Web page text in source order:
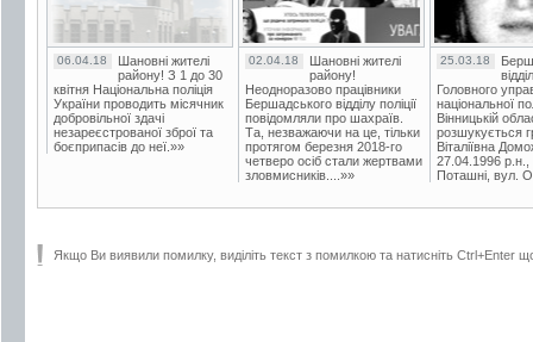
06.04.18
Шановні жителі
району! З 1 до 30
квітня Національна поліція
України проводить місячник
добровільної здачі
незареєстрованої зброї та
боєприпасів до неї.»»
02.04.18
Шановні жителі
району!
Неодноразово працівники
Бершадського відділу поліції
повідомляли про шахраїв.
Та, незважаючи на це, тільки
протягом березня 2018-го
четверо осіб стали жертвами
зловмисників....»»
25.03.18
Головного
національної
Вінницькій
розшукується
Віталіївна
27.04.1996 р.н.,
Поташні, вул.
Якщо Ви виявили помилку, виділіть текст з помилкою та натисніть Ctrl+Enter